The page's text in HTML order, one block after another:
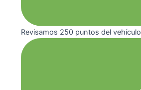
Revisamos 250 puntos del vehículo